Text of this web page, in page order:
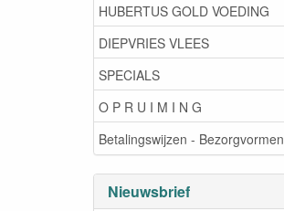
HUBERTUS GOLD VOEDING
DIEPVRIES VLEES
SPECIALS
O P R U I M I N G
Betalingswijzen - Bezorgvormen
Nieuwsbrief